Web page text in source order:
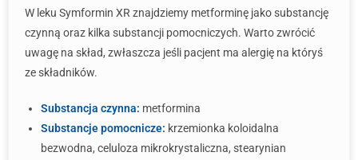
W leku Symformin XR znajdziemy metforminę jako substancję
czynną oraz kilka substancji pomocniczych. Warto zwrócić
uwagę na skład, zwłaszcza jeśli pacjent ma alergię na któryś
ze składników.
Substancja czynna: metformina
Substancje pomocnicze: krzemionka koloidalna
bezwodna, celuloza mikrokrystaliczna, stearynian